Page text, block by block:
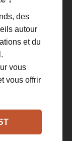
des
autour
et du
vous
vous offrir